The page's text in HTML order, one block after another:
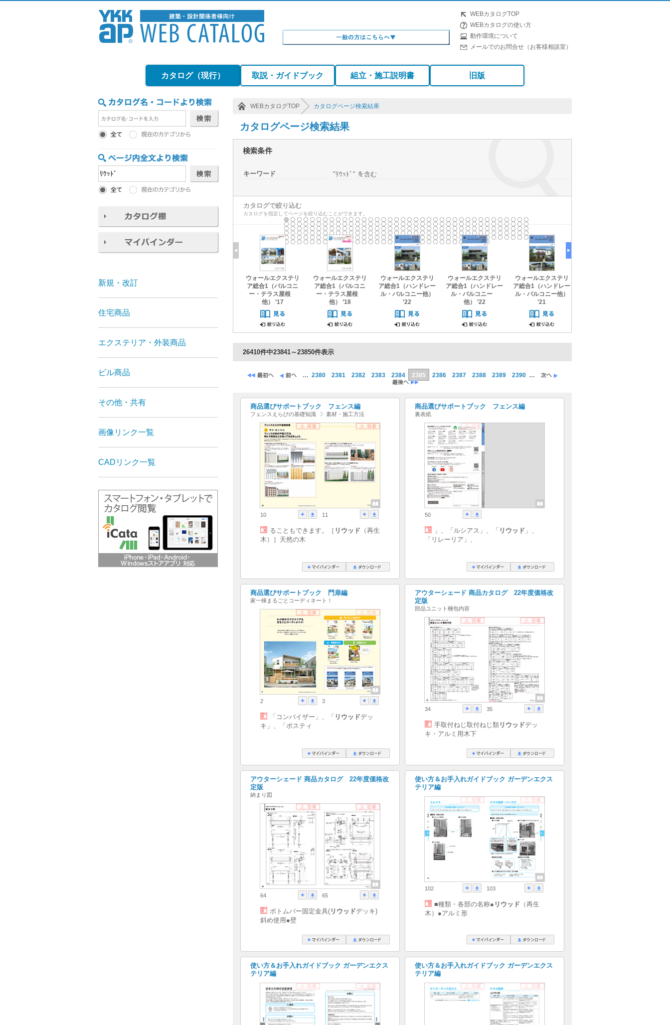
WEBカタログTOP
WEBカタログの使い方
動作環境について
メールでのお問合せ（お客様相談室）
カタログ（現行） 取説・ガイドブック 組立・施工説明書 旧版
WEBカタログTOP カタログページ検索結果
カタログページ検索結果
キーワード "ﾘｳｯﾄﾞ" を含む
カタログで絞り込む
カタログを指定してページを絞り込むことができます。
ウォールエクステリ
ア総合1（バルコニ
ー・テラス屋根
他） ’17
ウォールエクステリ
ア総合1（バルコニ
ー・テラス屋根
他） ’18
ウォールエクステリ
ア総合1（ハンドレー
ル・バルコニー他）
’22
ウォールエクステリ
ア総合1（ハンドレー
ル・バルコニー
他） ’22
ウォールエクステリ
ア総合1（ハンドレー
ル・バルコニー他）
’21
26410件中23841～23850件表示
… 2380 2381 2382 2383 2384 2385 2386 2387 2388 2389 2390 …
商品選びサポートブック フェンス編
フェンスえらびの基礎知識 素材・施工方法
10 11
ることもできます。［ リウッド （再生
木）］天然の木
商品選びサポートブック フェンス編
裏表紙
50
」、「ルシアス」、「 リウッド 」、
「リレーリア」、
商品選びサポートブック 門扉編
家一棟まるごとコーディネート！
2 3
「コンバイザー」、「 リウッドデッ
キ」、「ポスティ
アウターシェード 商品カタログ 22年度価格改
定版
部品ユニット梱包内容
34 35
手取付ねじ取付ねじ類 リウッドデッ
キ・アルミ用木下
アウターシェード 商品カタログ 22年度価格改
定版
納まり図
64 65
ボトムバー固定金具( リウッドデッキ)
斜め使用●壁
使い方＆お手入れガイドブック ガーデンエクス
テリア編
102 103
■種類・各部の名称● リウッド （再生
木）●アルミ形
使い方＆お手入れガイドブック ガーデンエクス
テリア編
使い方＆お手入れガイドブック ガーデンエクス
テリア編
新規・改訂
住宅商品
エクステリア・外装商品
ビル商品
その他・共有
画像リンク一覧
CADリンク一覧